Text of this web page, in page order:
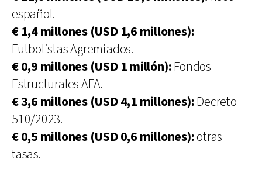
español.
€ 1,4 millones (USD 1,6 millones):
Futbolistas Agremiados.
€ 0,9 millones (USD 1 millón):Fondos
Estructurales AFA.
€ 3,6 millones (USD 4,1 millones):Decreto
510/2023.
€ 0,5 millones (USD 0,6 millones):otras
tasas.